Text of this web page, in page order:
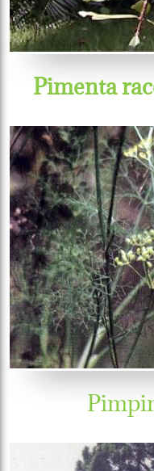
Pimenta